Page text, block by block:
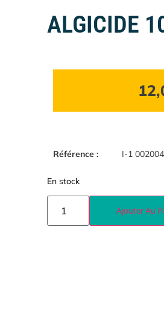
ALGICIDE
Référence : I-1
En stock
Ajouter Au